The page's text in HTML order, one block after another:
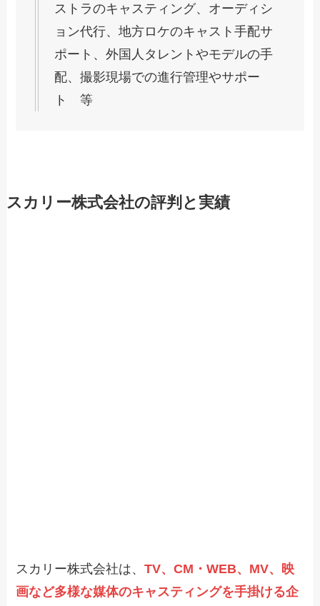
ストラのキャスティング、オーディシ
ョン代行、地方ロケのキャスト手配サ
ポート、外国人タレントやモデルの手
配、撮影現場での進行管理やサポー
ト 等
スカリー株式会社の評判と実績
スカリー株式会社は、TV、CM・WEB、MV、映
画など多様な媒体のキャスティングを手掛ける企